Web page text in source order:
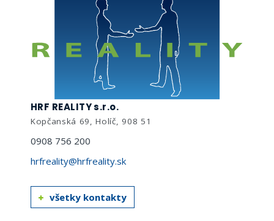
HRF REALITY s.r.o.
Kopčanská 69, Holíč, 908 51
0908 756 200
hrfreality@hrfreality.sk
všetky kontakty